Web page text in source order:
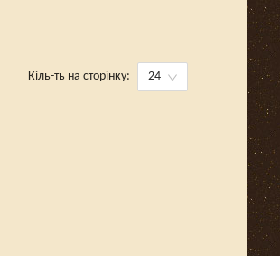
Кіль-ть на сторінку: 24